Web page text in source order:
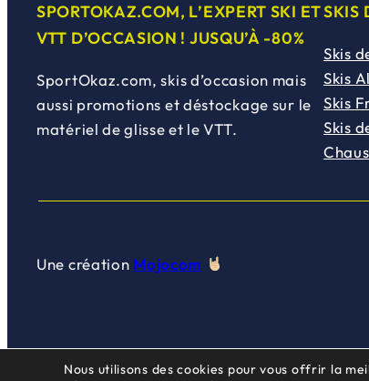
SPORTOKAZ.COM, L’EXPERT SKI ET
VTT D’OCCASION ! JUSQU’À -80%
SportOkaz.com, skis d’occasion mais
aussi promotions et déstockage sur le
matériel de glisse et le VTT.
SKIS
Skis
Skis
Skis
Skis
Une création Mojocom
Nous utilisons des cookies pour vous offrir la